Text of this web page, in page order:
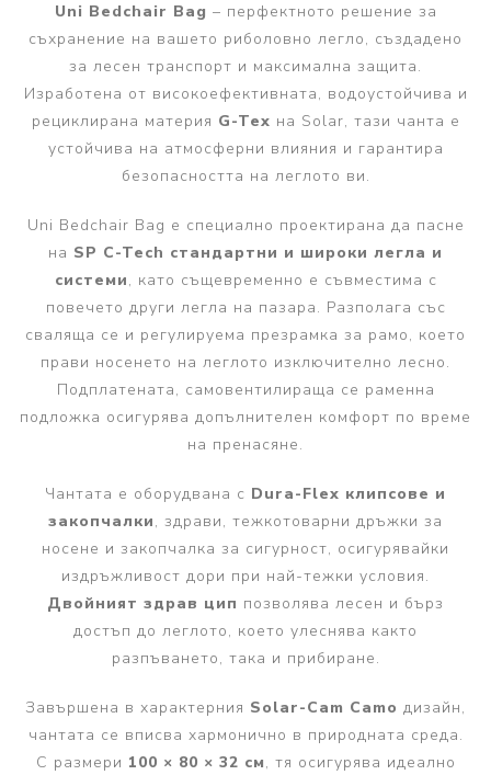
Uni Bedchair Bag – перфектното решение за
съхранение на вашето риболовно легло, създадено
за лесен транспорт и максимална защита.
Изработена от високоефективната, водоустойчива и
рециклирана материя G-Tex на Solar, тази чанта е
устойчива на атмосферни влияния и гарантира
безопасността на леглото ви.
Uni Bedchair Bag е специално проектирана да пасне
на SP C-Tech стандартни и широки легла и
системи, като същевременно е съвместима с
повечето други легла на пазара. Разполага със
сваляща се и регулируема презрамка за рамо, което
прави носенето на леглото изключително лесно.
Подплатената, самовентилираща се раменна
подложка осигурява допълнителен комфорт по време
на пренасяне.
Чантата е оборудвана с Dura-Flex клипсове и
закопчалки, здрави, тежкотоварни дръжки за
носене и закопчалка за сигурност, осигурявайки
издръжливост дори при най-тежки условия.
Двойният здрав цип позволява лесен и бърз
достъп до леглото, което улеснява както
разпъването, така и прибиране.
Завършена в характерния Solar-Cam Camo дизайн,
чантата се вписва хармонично в природната среда.
С размери 100 × 80 × 32 см, тя осигурява идеално